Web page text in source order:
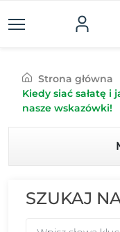
Strona główna
Kiedy siać sałatę i
nasze wskazówki!
SZUKAJ